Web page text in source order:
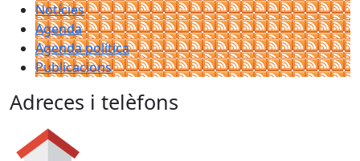
Notícies
Agenda
Agenda política
Publicacions
Adreces i telèfons